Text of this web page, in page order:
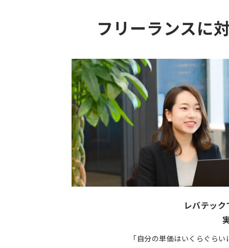
フリーランスに
レバテッ
「自分の単価はいくらぐら